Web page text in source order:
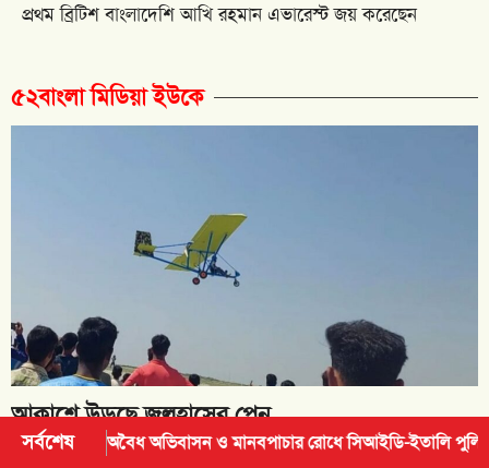
সর্বশেষও মানবপাচার রোধে সিআইডি-ইতালি পুলিশ বৈঠক ব্রিটেনে
প্রথম ব্রিটিশ বাংলাদেশি আখি রহমান এভারেস্ট জয় করেছেন
৫২বাংলা মিডিয়া ইউকে
আকাশে উড়ছে জুলহাসের প্লেন